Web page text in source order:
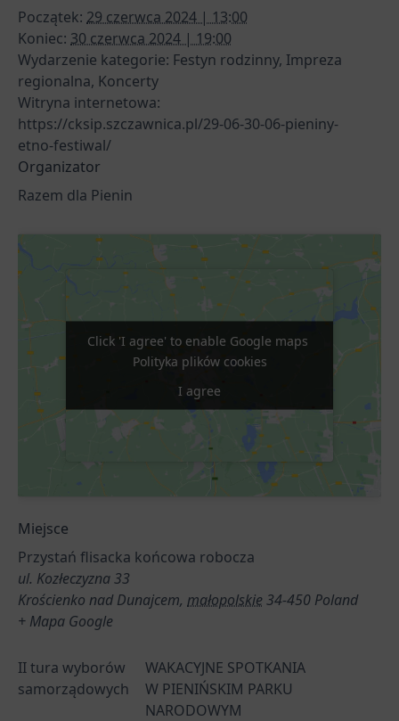
Początek: 29 czerwca 2024 | 13:00
Koniec: 30 czerwca 2024 | 19:00
Wydarzenie kategorie: Festyn rodzinny, Impreza
regionalna, Koncerty
Witryna internetowa:
https://cksip.szczawnica.pl/29-06-30-06-pieniny-
etno-festiwal/
Organizator
Razem dla Pienin
Miejsce
Przystań flisacka końcowa robocza
ul. Kozłeczyzna 33
Krościenko nad Dunajcem, małopolskie34-450 Poland
+ Mapa Google
Click 'I agree' to enable Google maps
Polityka plików cookies
I agree
Click 'I agree' to enable Google maps
Polityka plików cookies
I agree
II tura wyborów
samorządowych
WAKACYJNE SPOTKANIA
W PIENIŃSKIM PARKU
NARODOWYM